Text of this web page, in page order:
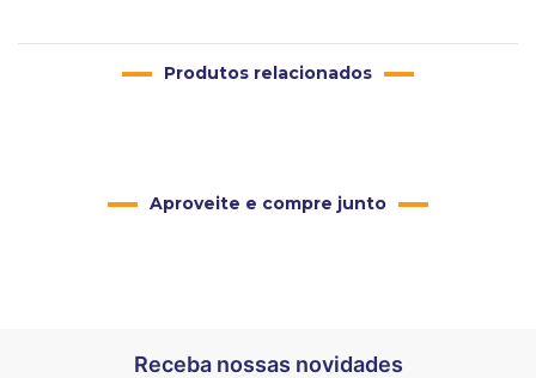
Produtos relacionados
Aproveite e compre junto
Receba nossas novidades